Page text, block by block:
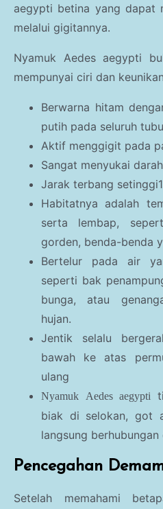
aegypti betina yang dapat
melalui gigitannya.
Nyamuk Aedes aegypti
mempunyai ciri dan
Berwarna hitam
putih pada seluruh
Aktif menggigit pada
Sangat menyukai
Jarak terbang
Habitatnya adalah
serta lembap,
gorden, benda-benda
Bertelur pada air
seperti bak
bunga, atau
hujan.
Jentik selalu
bawah ke atas
ulang
Nyamuk Aedes aegypti
biak di selokan, got
langsung
Pencegahan
Setelah memahami